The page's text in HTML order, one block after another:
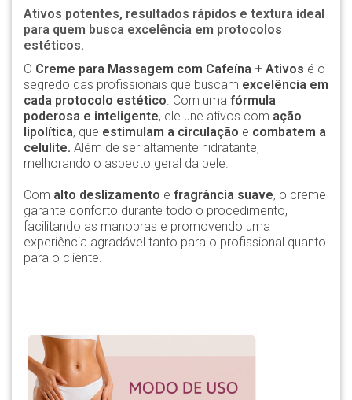
Ativos potentes, resultados rápidos e textura ideal
para quem busca excelência em protocolos
estéticos.
O Creme para Massagem com Cafeína + Ativos é o
segredo das profissionais que buscam excelência em
cada protocolo estético. Com uma fórmula
poderosa e inteligente, ele une ativos com ação
lipolítica, que estimulam a circulação e combatem a
celulite. Além de ser altamente hidratante,
melhorando o aspecto geral da pele.
Com alto deslizamento e fragrância suave, o creme
garante conforto durante todo o procedimento,
facilitando as manobras e promovendo uma
experiência agradável tanto para o profissional quanto
para o cliente.